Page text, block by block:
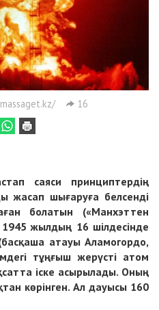
massaget.kz/ 16
саяси принциптердің
жасап шығаруға белсенді
болатын («Манхэттен
жылдың 16 шілдесінде
атауы Аламогордо,
тұңғыш жерүсті атом
іске асырылады. Оның
көрінген. Ал дауысы 160